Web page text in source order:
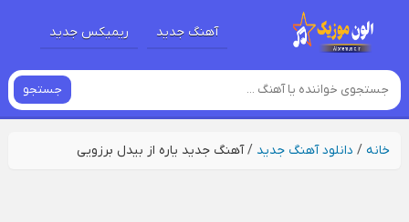
آهنگ جدید ریمیکس جدید
جستجو
خانه/ دانلود آهنگ جدید /آهنگ جدید یاره از بیدل برزویی